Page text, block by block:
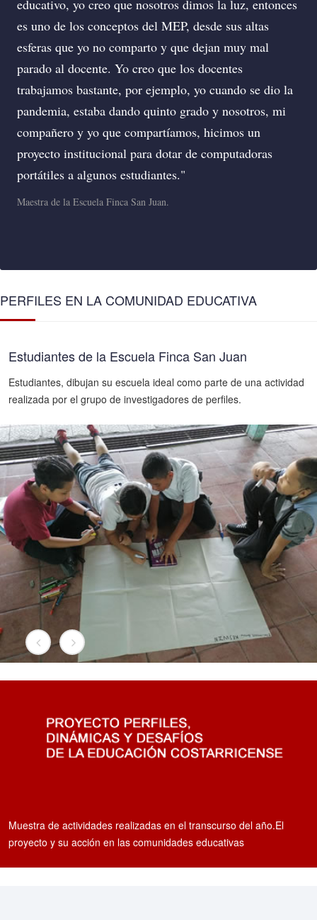
educativo, yo creo que nosotros dimos la luz, entonces
es uno de los conceptos del MEP, desde sus altas
esferas que yo no comparto y que dejan muy mal
parado al docente. Yo creo que los docentes
trabajamos bastante, por ejemplo, yo cuando se dio la
pandemia, estaba dando quinto grado y nosotros, mi
compañero y yo que compartíamos, hicimos un
proyecto institucional para dotar de computadoras
portátiles a algunos estudiantes.
Maestra de la Escuela Finca San Juan.
PERFILES EN LA COMUNIDAD EDUCATIVA
Estudiantes de la Escuela Finca San Juan
Estudiantes, dibujan su escuela ideal como parte de una actividad
realizada por el grupo de investigadores de perfiles.
Muestra de actividades realizadas en el transcurso del año.El
proyecto y su acción en las comunidades educativas